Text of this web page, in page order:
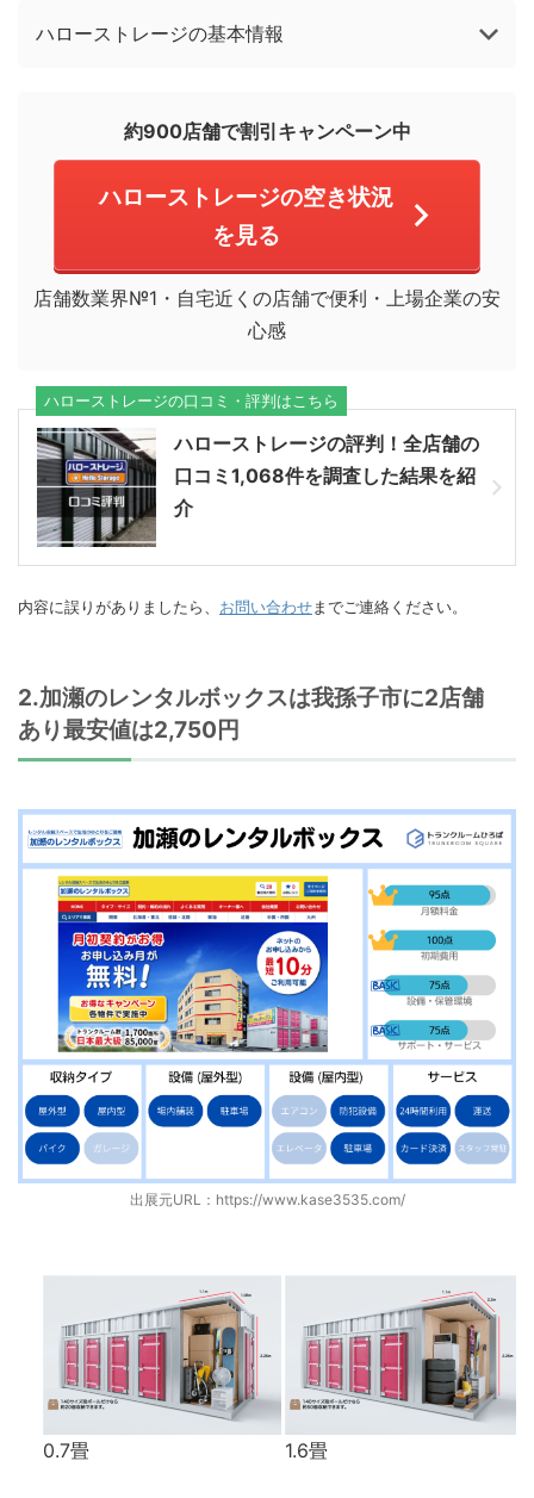
ハローストレージの基本情報
約900店舗で割引キャンペーン中
ハローストレージの空き状況
を見る
店舗数業界№1・自宅近くの店舗で便利・上場企業の安
心感
ハローストレージの評判！全店舗の
口コミ1,068件を調査した結果を紹
介
ハローストレージの口コミ・評判はこちら
内容に誤りがありましたら、 お問い合わせまでご連絡ください。
2.加瀬のレンタルボックスは我孫子市に2店舗
あり最安値は2,750円
出展元URL： https://www.kase3535.com/
0.7畳 1.6畳